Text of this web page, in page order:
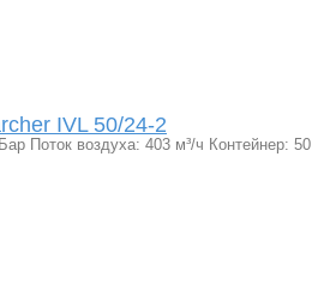
IVL 50/24-2
Поток воздуха: 403 м³/ч Контейнер: 50